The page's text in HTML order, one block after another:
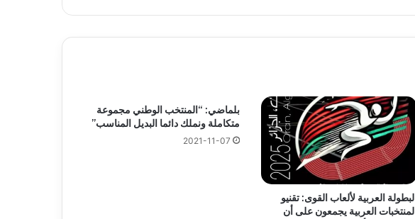
البطولة العربية لألعاب القوى: تقنيو
المنتخبات العربية يجمعون على أن
بلماضي: “المنتخب الوطني مجموعة
متكاملة ونملك دائما البديل المناسب”
2021-11-07